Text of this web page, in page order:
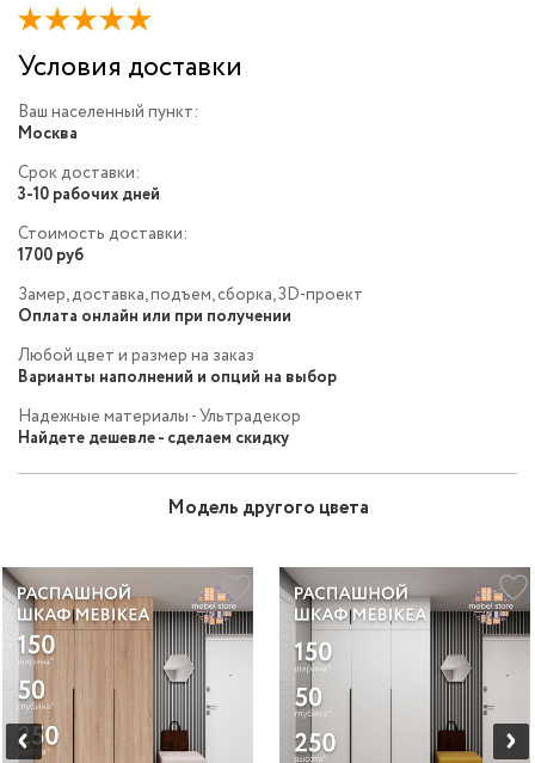
Условия доставки
Ваш населенный пункт:
Москва
Срок доставки:
3-10 рабочих дней
Стоимость доставки:
1700 руб
Замер, доставка, подъем, сборка, 3D-проект
Оплата онлайн или при получении
Любой цвет и размер на заказ
Варианты наполнений и опций на выбор
Надежные материалы - Ультрадекор
Найдете дешевле - сделаем скидку
Модель другого цвета